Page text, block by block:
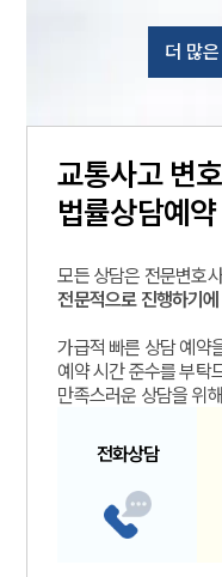
더 많
교통사고변
법률상담예약
모든 상담은 전문변호
전문적으로 진행하기
가급적 빠른 상담 예약
예약 시간 준수를 부탁
만족스러운 상담을 위
전화상담